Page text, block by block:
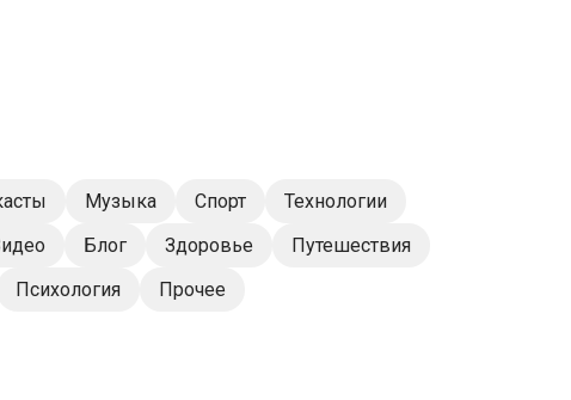
Музыка Спорт
Технологии
Блог Здоровье
Путешествия
Психология Прочее